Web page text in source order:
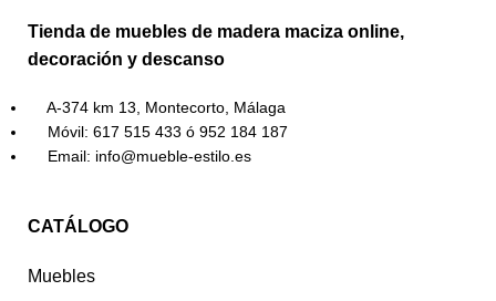
Tienda de muebles de madera maciza online,
decoración y descanso
A-374 km 13, Montecorto, Málaga
Móvil: 617 515 433 ó 952 184 187
Email: info@mueble-estilo.es
CATÁLOGO
Muebles